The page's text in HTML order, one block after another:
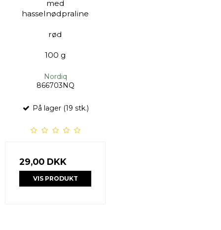
med
hasselnødpraline
rød
100 g
Nordiq
866703NQ
På lager (19 stk.)
29,00 DKK
VIS PRODUKT